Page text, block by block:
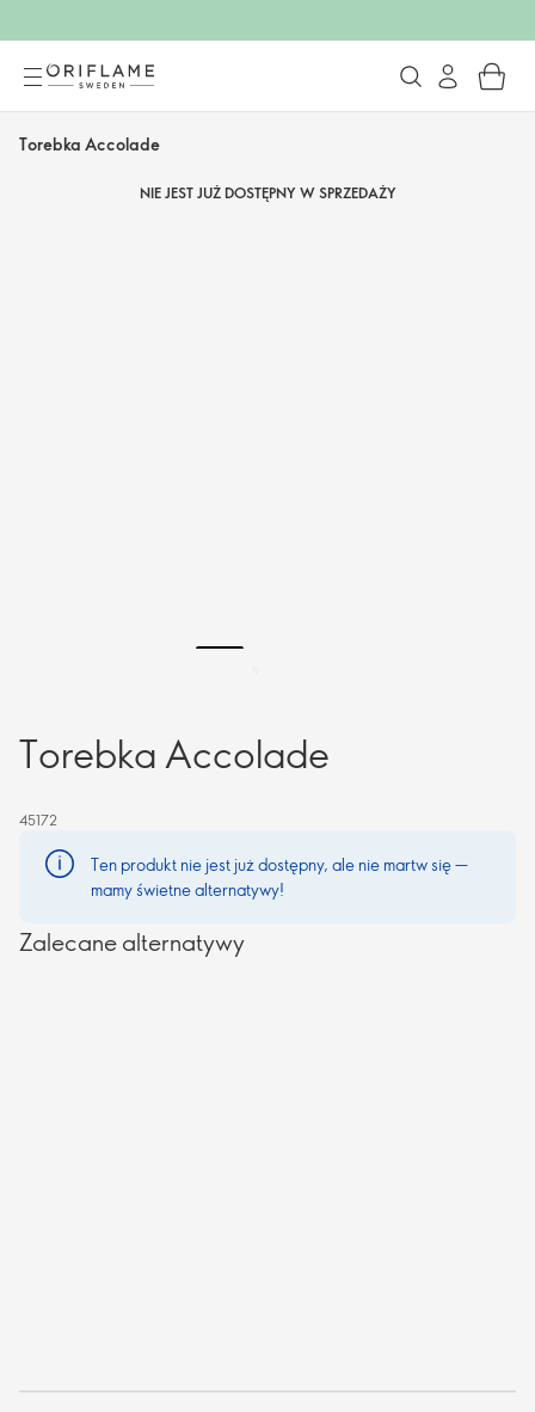
Torebka Accolade
NIE JEST JUŻ DOSTĘPNY W SPRZEDAŻY
Torebka Accolade
45172
Ten produkt nie jest już dostępny, ale nie martw się —
mamy świetne alternatywy!
Zalecane alternatywy